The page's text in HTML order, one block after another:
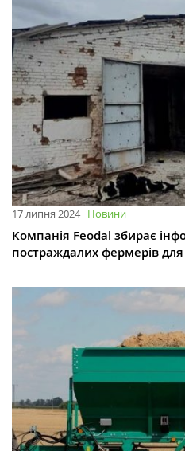
17 липня 2024 Новини
Компанія Feodal збирає
постраждалих фермерів